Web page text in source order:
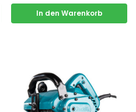
In den Warenkorb